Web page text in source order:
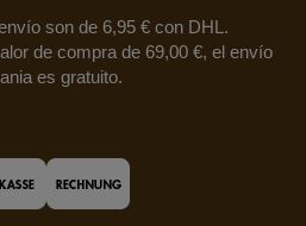
son de 6,95 € con DHL.
de compra de 69,00 €, el envío
es gratuito.